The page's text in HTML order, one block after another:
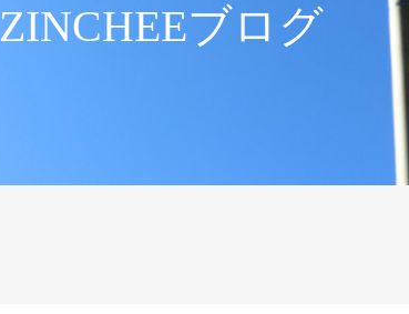
ZINCHEEブログ